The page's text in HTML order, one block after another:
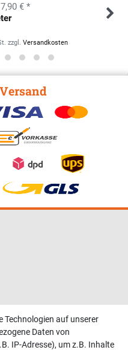
7,90 € *
zzgl.Versandkosten
Beratung unter:
Technologien auf unserer
Daten von
IP-Adresse), um z.B. Inhalte